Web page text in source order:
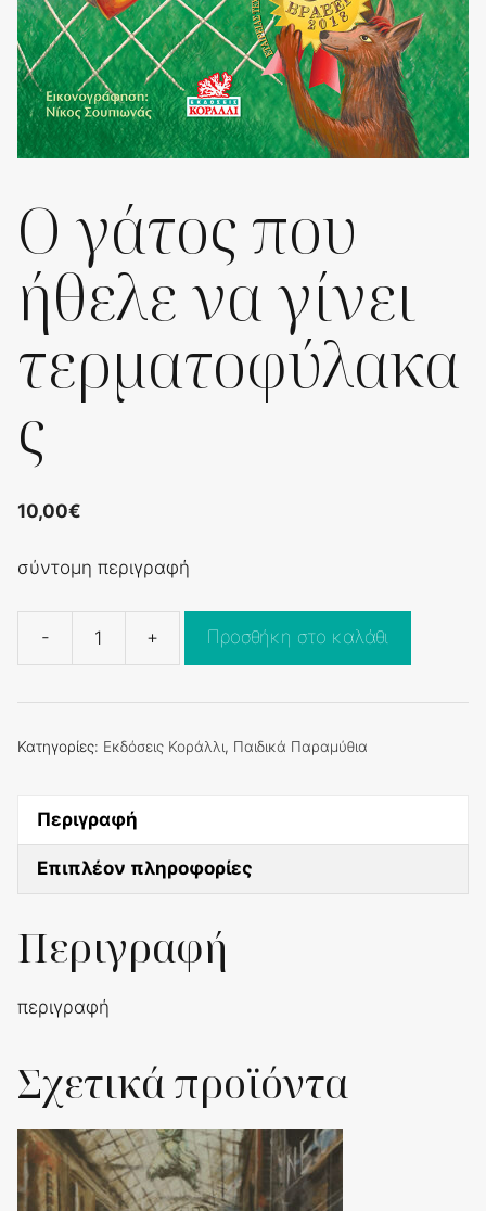
Ο γάτος που
ήθελε να γίνει
τερματοφύλακα
ς
10,00€
σύντομη περιγραφή
-
που
ήθελε
ποσότητα
+ Προσθήκη στο καλάθι
Κατηγορίες: Εκδόσεις Κοράλλι, Παιδικά Παραμύθια
Περιγραφή
Επιπλέον πληροφορίες
Περιγραφή
περιγραφή
Σχετικά προϊόντα